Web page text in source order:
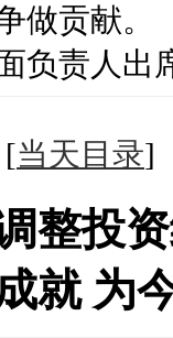
做贡献。
负责人出
[当天目录
整投
就 为